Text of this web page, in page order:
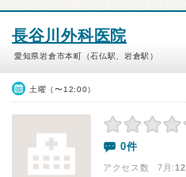
長谷川外科医院
愛知県岩倉市本町（石仏駅、岩倉駅）
土曜（〜12:00）
0件
アクセス数 7月:12